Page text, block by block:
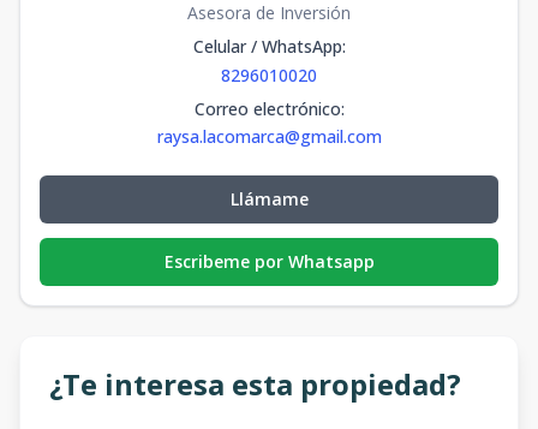
Asesora de Inversión
Celular / WhatsApp:
8296010020
Correo electrónico:
raysa.lacomarca@gmail.com
Llámame
Escribeme por Whatsapp
¿Te interesa esta propiedad?